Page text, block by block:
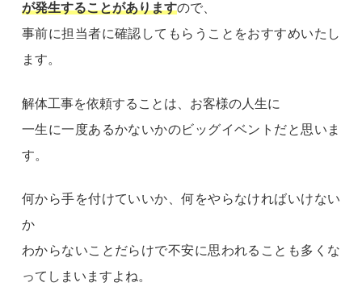
が発生することがありますので、
事前に担当者に確認してもらうことをおすすめいたし
ます。
解体工事を依頼することは、お客様の人生に
一生に一度あるかないかのビッグイベントだと思いま
す。
何から手を付けていいか、何をやらなければいけない
か
わからないことだらけで不安に思われることも多くな
ってしまいますよね。